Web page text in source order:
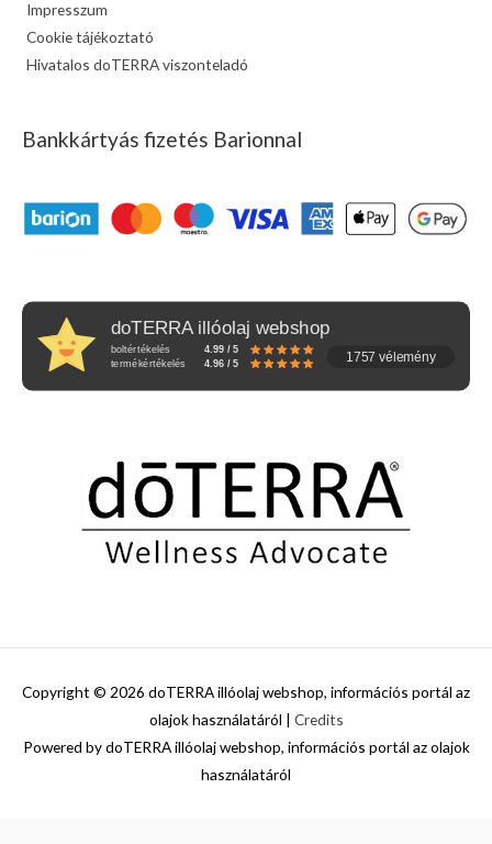
Impresszum
Cookie tájékoztató
Hivatalos doTERRA viszonteladó
Bankkártyás fizetés Barionnal
doTERRA illóolaj webshop
boltértékelés
4.99 / 5
termékértékelés
4.96 / 5 1757 vélemény
Copyright © 2026 doTERRA illóolaj webshop, információs portál az
olajok használatáról
Credits
Powered bydoTERRA illóolaj webshop, információs portál az olajok
használatáról